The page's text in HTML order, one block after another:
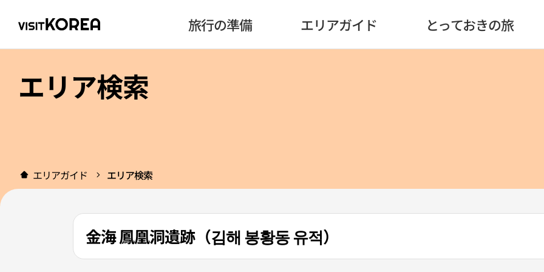
旅行の準備 エリアガイド とっておきの旅
エリア検索
エリアガイド エリア検索
金海 鳳凰洞遺跡（김해 봉황동 유적）